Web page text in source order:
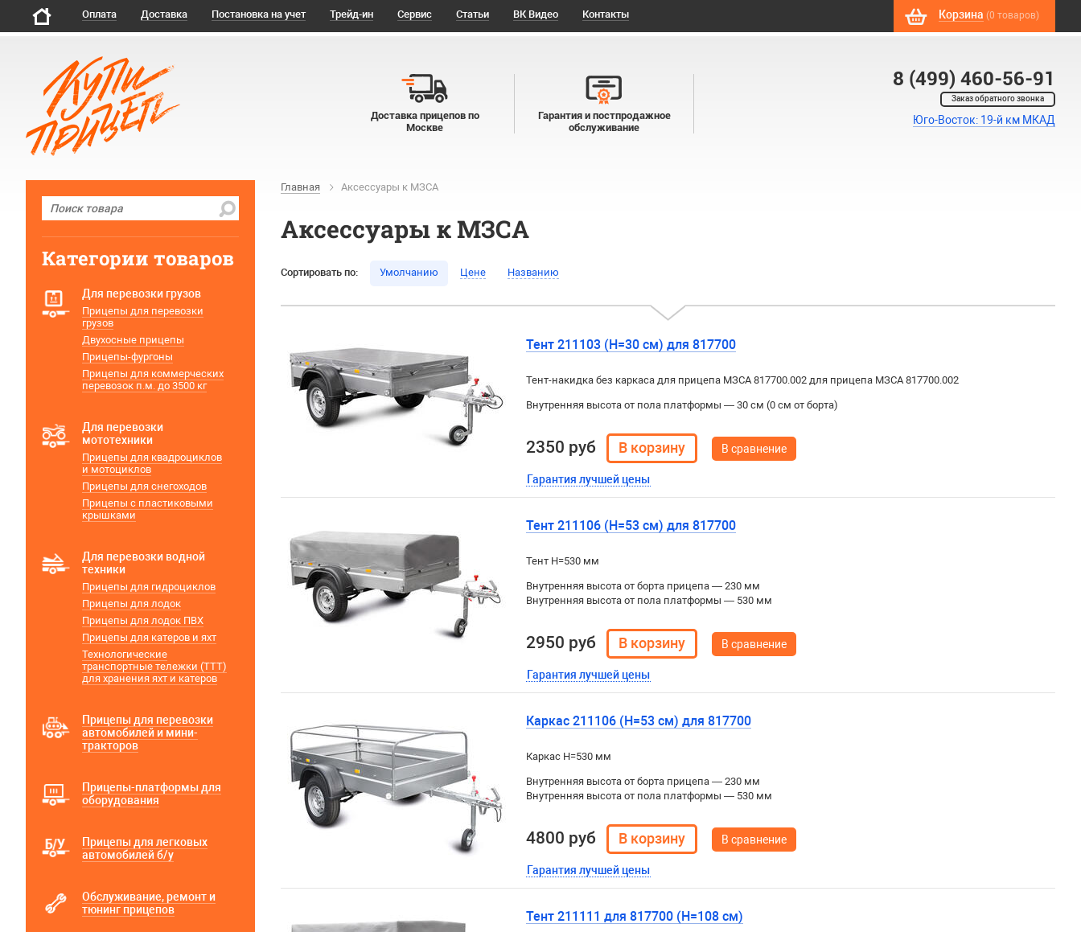
Оплата Доставка Постановка на учет Трейд-ин Сервис Статьи ВК Видео Контакты Корзина (0 товаров)
8 (499) 460-56-91
Заказ обратного звонка
Юго-Восток: 19-й км МКАД
Доставка прицепов по
Москве
Гарантия и постпродажное
обслуживание
Главная Аксессуары к МЗСА
Аксессуары к МЗСА
Сортировать по: Умолчанию Цене Названию
Тент 211103 (H=30 см) для 817700
Тент-накидка без каркаса для прицепа МЗСА 817700.002 для прицепа МЗСА 817700.002
Внутренняя высота от пола платформы — 30 см (0 см от борта)
2350 руб
Гарантия лучшей цены
В сравнение
Тент 211106 (H=53 см) для 817700
Тент H=530 мм
Внутренняя высота от борта прицепа — 230 мм
Внутренняя высота от пола платформы — 530 мм
2950 руб
Гарантия лучшей цены
В сравнение
Каркас 211106 (H=53 см) для 817700
Каркас H=530 мм
Внутренняя высота от борта прицепа — 230 мм
Внутренняя высота от пола платформы — 530 мм
4800 руб
Гарантия лучшей цены
В сравнение
Тент 211111 для 817700 (H=108 см)
Категории товаров
Для перевозки грузов
Прицепы для перевозки
грузов
Двухосные прицепы
Прицепы-фургоны
Прицепы для коммерческих
перевозок п.м. до 3500 кг
Для перевозки
мототехники
Прицепы для квадроциклов
и мотоциклов
Прицепы для снегоходов
Прицепы с пластиковыми
крышками
Для перевозки водной
техники
Прицепы для гидроциклов
Прицепы для лодок
Прицепы для лодок ПВХ
Прицепы для катеров и яхт
Технологические
транспортные тележки (ТТТ)
для хранения яхт и катеров
Прицепы для перевозки
автомобилей и мини-
тракторов
Прицепы-платформы для
оборудования
Прицепы для легковых
автомобилей б/у
Обслуживание, ремонт и
тюнинг прицепов